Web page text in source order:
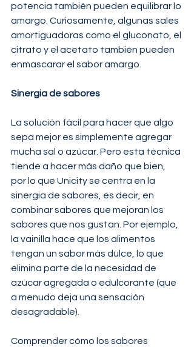
potencia también pueden equilibrar lo
amargo. Curiosamente, algunas sales
amortiguadoras como el gluconato, el
citrato y el acetato también pueden
enmascarar el sabor amargo.
Sinergia de sabores
La solución fácil para hacer que algo
sepa mejor es simplemente agregar
mucha sal o azúcar. Pero esta técnica
tiende a hacer más daño que bien,
por lo que Unicity se centra en la
sinergia de sabores, es decir, en
combinar sabores que mejoran los
sabores que nos gustan. Por ejemplo,
la vainilla hace que los alimentos
tengan un sabor más dulce, lo que
elimina parte de la necesidad de
azúcar agregada o edulcorante (que
a menudo deja una sensación
desagradable).
Comprender cómo los sabores